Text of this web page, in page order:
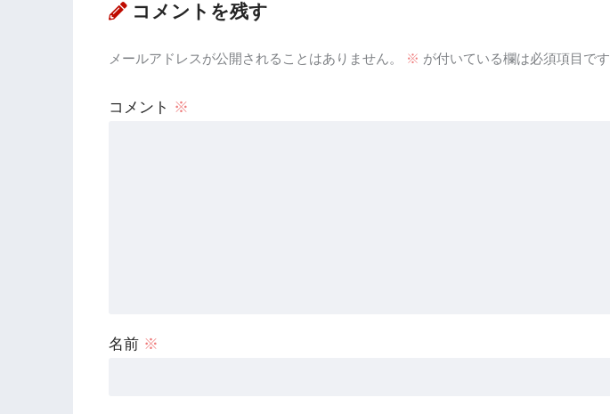
コメントを残す
メールアドレスが公開されることはありません。 ※ が付いている欄は必須項目です
コメント ※
名前 ※